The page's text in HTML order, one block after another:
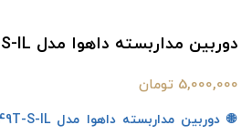
دوربین مداربسته داهوا مدل IPC-HDW2449T-S-IL
5,000,000 تومان